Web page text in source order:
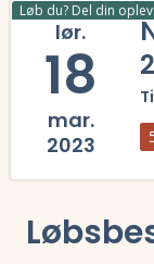
Løb du? Del din
lør.
18
mar.
2023